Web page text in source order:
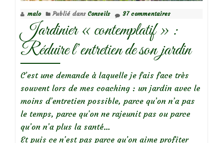
malo Publié dans Conseils 37 commentaires
Jardinier « contemplatif » :
Réduire l’entretien de son jardin
C’est une demande à laquelle je fais face très
souvent lors de mes coaching : un jardin avec le
moins d’entretien possible, parce qu’on n’a pas
le temps, parce qu’on ne rajeunit pas ou parce
qu’on n’a plus la santé…
Et puis ce n’est pas parce qu’on aime profiter